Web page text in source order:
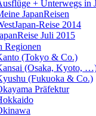
+ Unterwegs in
JapanReisen
Reise 2014
Juli 2015
Regionen
(Tokyo & Co.)
(Osaka, Kyoto,
(Fukuoka & Co.)
Präfektur